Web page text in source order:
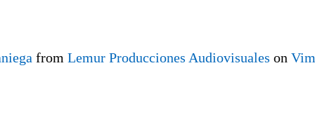
from Lemur Producciones Audiovisuales on